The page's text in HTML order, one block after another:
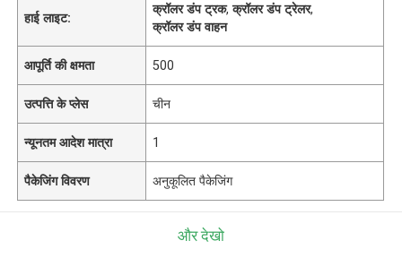
हाई लाइट:
क्रॉलर डंप ट्रक,क्रॉलर डंप ट्रेलर,
क्रॉलर डंप वाहन
आपूर्ति की क्षमता 500
उत्पत्ति के प्लेस चीन
न्यूनतम आदेश मात्रा 1
पैकेजिंग विवरण अनुकूलित पैकेजिंग
और देखो